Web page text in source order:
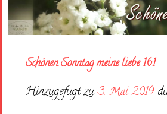
Schönen Sonntag meine liebe 161
Hinzugefügt zu3. Mai 2019